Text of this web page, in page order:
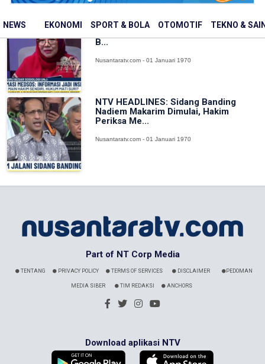
NEWS EKONOMI SPORT & BOLA OTOMOTIF TEKNO &
KASI PAHAM: Saat Massa Jadi Hakim,
B...
Nusantaratv.com - 01 Januari 1970
NTV HEADLINES: Sidang Banding
Nadiem Makarim Dimulai, Hakim
Periksa Me...
Nusantaratv.com - 01 Januari 1970
Part of NT Corp Media
TENTANG PRIVACY POLICY TERMS OF SERVICES DISCLAIMER PEDOMAN
MEDIA SIBER TIM REDAKSI ANCHORS
Download aplikasi NTV